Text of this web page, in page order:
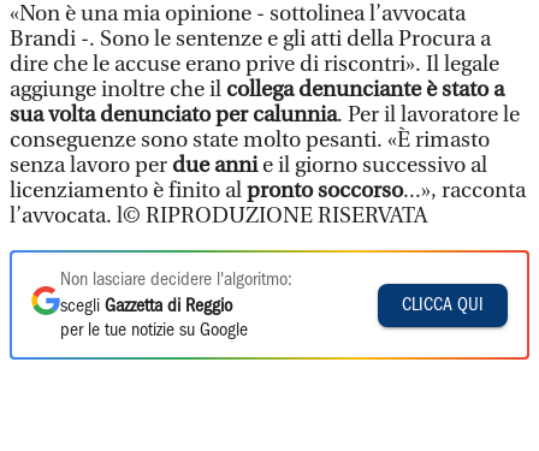
«Non è una mia opinione - sottolinea l’avvocata
Brandi -. Sono le sentenze e gli atti della Procura a
dire che le accuse erano prive di riscontri». Il legale
aggiunge inoltre che il collega denunciante è stato a
sua volta denunciato per calunnia. Per il lavoratore le
conseguenze sono state molto pesanti. «È rimasto
senza lavoro per due annie il giorno successivo al
licenziamento è finito alpronto soccorso...», racconta
l’avvocata. l© RIPRODUZIONE RISERVATA
Non lasciare decidere l'algoritmo:
scegli Gazzetta di Reggio
per le tue notizie su Google
CLICCA QUI